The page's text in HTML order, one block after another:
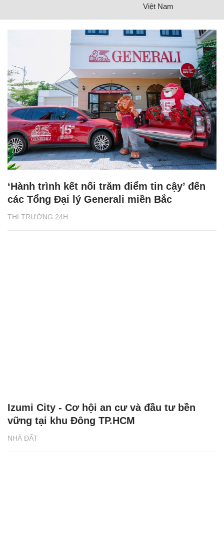
Việt Nam
THỊ TRƯỜNG 24H
‘Hành trình kết nối trăm điểm tin cậy’ đến
các Tổng Đại lý Generali miền Bắc
NHÀ ĐẤT
Izumi City - Cơ hội an cư và đầu tư bền
vững tại khu Đông TP.HCM